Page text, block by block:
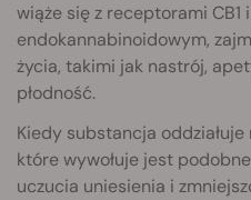
wiąże się z receptorami CB1
endokannabinoidowym,
życia, takimi jak nastrój,
płodność.
Kiedy substancja oddziałuje
które wywołuje jest
uczucia uniesienia i